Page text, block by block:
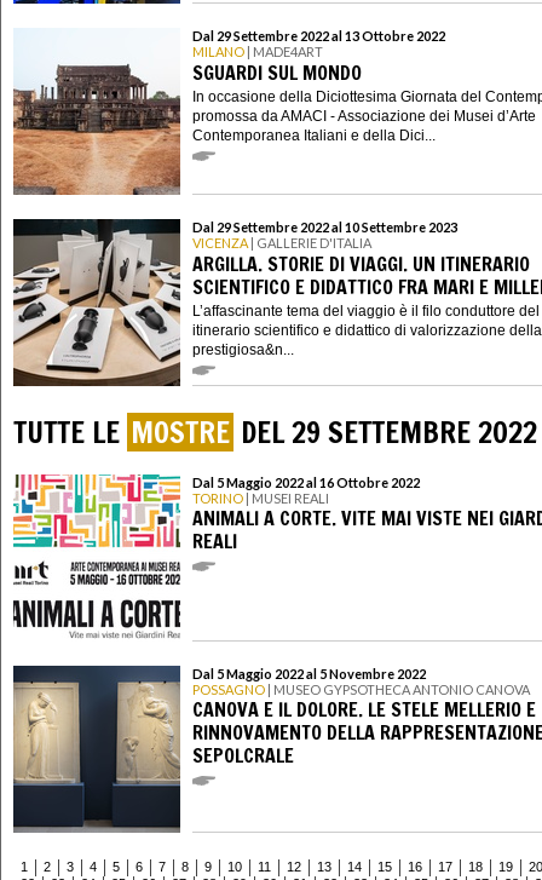
Dal 29 Settembre 2022 al 13 Ottobre 2022
MILANO | MADE4ART
SGUARDI SUL MONDO
In occasione della Diciottesima Giornata del
promossa da AMACI - Associazione dei Musei d’Arte
Contemporanea Italiani e della Dici...
Dal 29 Settembre 2022 al 10 Settembre 2023
VICENZA | GALLERIE D'ITALIA
ARGILLA. STORIE DI VIAGGI. UN ITINERARIO
SCIENTIFICO E DIDATTICO FRA MARI E
L’affascinante tema del viaggio è il filo conduttore
itinerario scientifico e didattico di valorizzazione della
prestigiosa&n...
TUTTE LE MOSTRE DEL 29 SETTEMBRE 2022
Dal 5 Maggio 2022 al 16 Ottobre 2022
TORINO | MUSEI REALI
ANIMALI A CORTE. VITE MAI VISTE NEI
REALI
Dal 5 Maggio 2022 al 5 Novembre 2022
POSSAGNO | MUSEO GYPSOTHECA ANTONIO CANOVA
CANOVA E IL DOLORE. LE STELE MELLERIO E
RINNOVAMENTO DELLA
SEPOLCRALE
1 2 3 4 5 6 7 8 9 10 11 12 13 14 15 16 17 18 19
20